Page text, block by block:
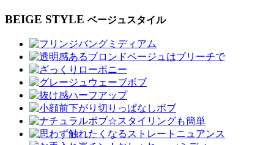
BEIGE STYLE ベージュスタイル